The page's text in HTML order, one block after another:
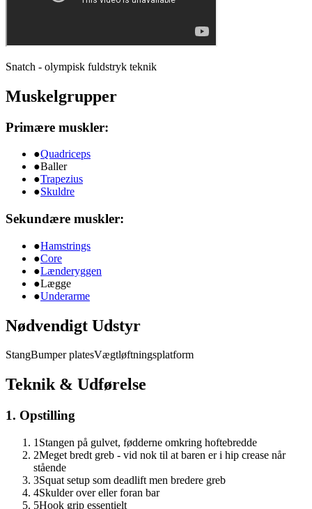
Snatch - olympisk fuldstryk teknik
Muskelgrupper
Primære muskler:
●Quadriceps
●Baller
●Trapezius
●Skuldre
Sekundære muskler:
●Hamstrings
●Core
●Lænderyggen
●Lægge
●Underarme
Nødvendigt Udstyr
StangBumper platesVægtløftningsplatform
Teknik & Udførelse
1. Opstilling
1 Stangen på gulvet, fødderne omkring hoftebredde
2Meget bredt greb - vid nok til at baren er i hip crease når
stående
3Squat setup som deadlift men bredere greb
4Skulder over eller foran bar
5Hook grip essentielt